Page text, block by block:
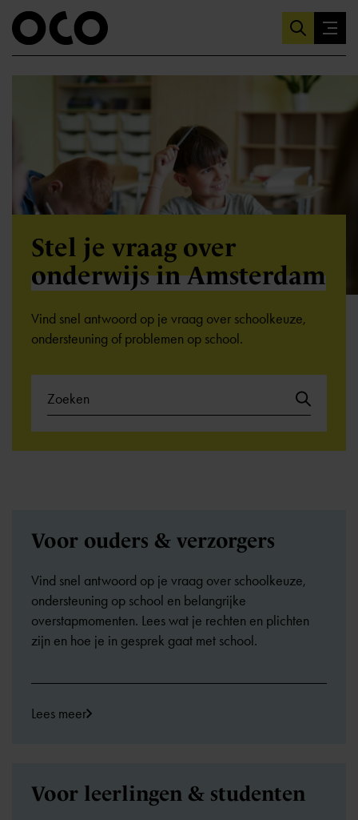
Stel je vraag over
onderwijs in Amsterdam
Vind snel antwoord op je vraag over schoolkeuze,
ondersteuning of problemen op school.
Voor ouders & verzorgers
Vind snel antwoord op je vraag over schoolkeuze,
ondersteuning op school en belangrijke
overstapmomenten. Lees wat je rechten en plichten
zijn en hoe je in gesprek gaat met school.
Lees meer
Voor leerlingen & studenten